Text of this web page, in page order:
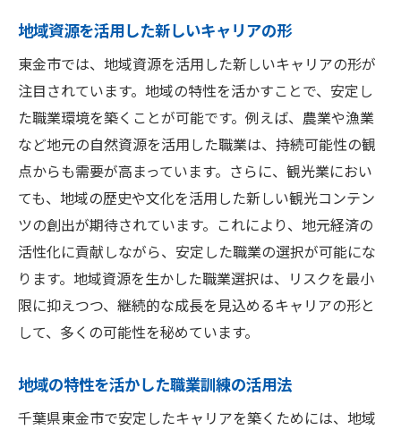
地域資源を活用した新しいキャリアの形
東金市では、地域資源を活用した新しいキャリアの形が
注目されています。地域の特性を活かすことで、安定し
た職業環境を築くことが可能です。例えば、農業や漁業
など地元の自然資源を活用した職業は、持続可能性の観
点からも需要が高まっています。さらに、観光業におい
ても、地域の歴史や文化を活用した新しい観光コンテン
ツの創出が期待されています。これにより、地元経済の
活性化に貢献しながら、安定した職業の選択が可能にな
ります。地域資源を生かした職業選択は、リスクを最小
限に抑えつつ、継続的な成長を見込めるキャリアの形と
して、多くの可能性を秘めています。
地域の特性を活かした職業訓練の活用法
千葉県東金市で安定したキャリアを築くためには、地域